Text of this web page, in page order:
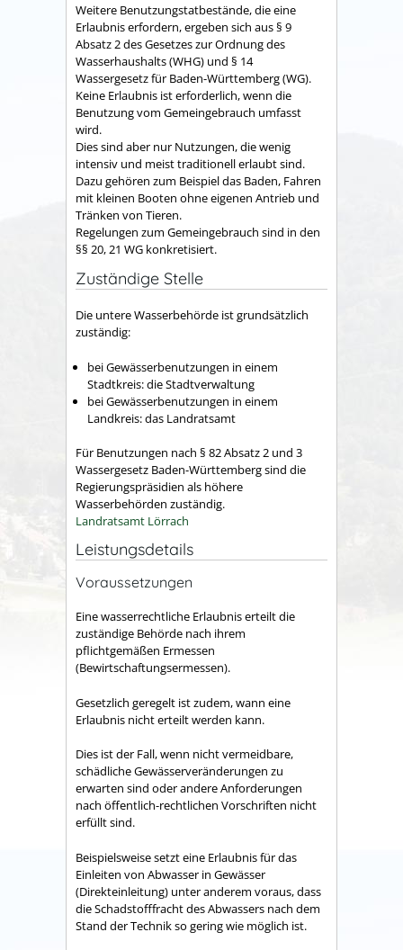
Weitere Benutzungstatbestände, die eine
Erlaubnis erfordern, ergeben sich aus § 9
Absatz 2 des Gesetzes zur Ordnung des
Wasserhaushalts (WHG) und § 14
Wassergesetz für Baden-Württemberg (WG).
Keine Erlaubnis ist erforderlich, wenn die
Benutzung vom Gemeingebrauch umfasst
wird.
Dies sind aber nur Nutzungen, die wenig
intensiv und meist traditionell erlaubt sind.
Dazu gehören zum Beispiel das Baden, Fahren
mit kleinen Booten ohne eigenen Antrieb und
Tränken von Tieren.
Regelungen zum Gemeingebrauch sind in den
§§ 20, 21 WG konkretisiert.
Zuständige Stelle
Die untere Wasserbehörde ist grundsätzlich
zuständig:
bei Gewässerbenutzungen in einem
Stadtkreis: die Stadtverwaltung
bei Gewässerbenutzungen in einem
Landkreis: das Landratsamt
Für Benutzungen nach § 82 Absatz 2 und 3
Wassergesetz Baden-Württemberg sind die
Regierungspräsidien als höhere
Wasserbehörden zuständig.
Landratsamt Lörrach
Leistungsdetails
Voraussetzungen
Eine wasserrechtliche Erlaubnis erteilt die
zuständige Behörde nach ihrem
pflichtgemäßen Ermessen
(Bewirtschaftungsermessen).
Gesetzlich geregelt ist zudem, wann eine
Erlaubnis nicht erteilt werden kann.
Dies ist der Fall, wenn nicht vermeidbare,
schädliche Gewässerveränderungen zu
erwarten sind oder andere Anforderungen
nach öffentlich-rechtlichen Vorschriften nicht
erfüllt sind.
Beispielsweise setzt eine Erlaubnis für das
Einleiten von Abwasser in Gewässer
(Direkteinleitung) unter anderem voraus, dass
die Schadstofffracht des Abwassers nach dem
Stand der Technik so gering wie möglich ist.